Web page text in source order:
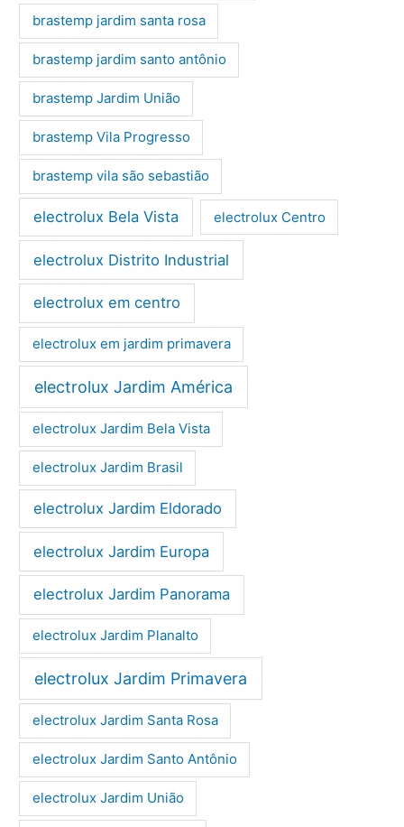
brastemp jardim santa rosa
brastemp jardim santo antônio
brastemp Jardim União
brastemp Vila Progresso
brastemp vila são sebastião
electrolux Bela Vista electrolux Centro
electrolux Distrito Industrial
electrolux em centro
electrolux em jardim primavera
electrolux Jardim América
electrolux Jardim Bela Vista
electrolux Jardim Brasil
electrolux Jardim Eldorado
electrolux Jardim Europa
electrolux Jardim Panorama
electrolux Jardim Planalto
electrolux Jardim Primavera
electrolux Jardim Santa Rosa
electrolux Jardim Santo Antônio
electrolux Jardim União